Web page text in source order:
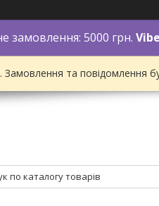
замовлення: 5000 грн.
Замовлення та повідомлення